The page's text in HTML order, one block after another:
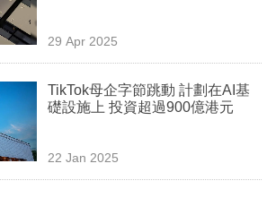
29 Apr 2025
TikTok母企字節跳動 計劃在AI基
礎設施上 投資超過900億港元
22 Jan 2025